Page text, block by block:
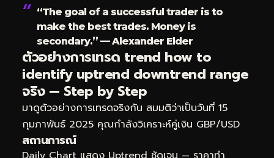
“The goal of a successful trader is to
make the best trades. Money is
secondary.” — Alexander Elder
ตัวอย่างการเทรด trend how to
identify uptrend downtrend range
จริง — Step by Step
มาดูตัวอย่างการเทรดจริงกัน สมมติว่าเป็นวันที่ 15
กุมภาพันธ์ 2025 คุณกำลังวิเคราะห์คู่เงิน GBP/USD
สถานการณ์